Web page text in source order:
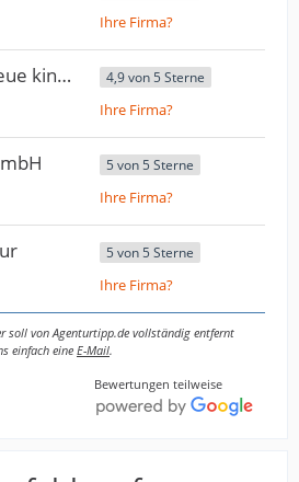
Ihre Firma?
SNK | schoene neue kinder 4,9 von 5 Sterne
Ihre Firma?
5 von 5 Sterne
Ihre Firma?
5 von 5 Sterne
Ihre Firma?
soll von Agenturtipp.de vollständig entfernt
einfach eine E-Mail.
Bewertungen teilweise